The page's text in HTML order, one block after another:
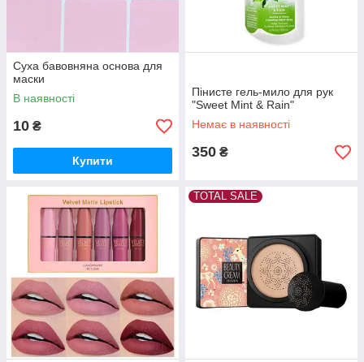
Суха бавовняна основа для
маски
В наявності
10 ₴
Купити
Пінисте гель-мило для рук
"Sweet Mint & Rain"
Немає в наявності
350 ₴
TOTAL SALE